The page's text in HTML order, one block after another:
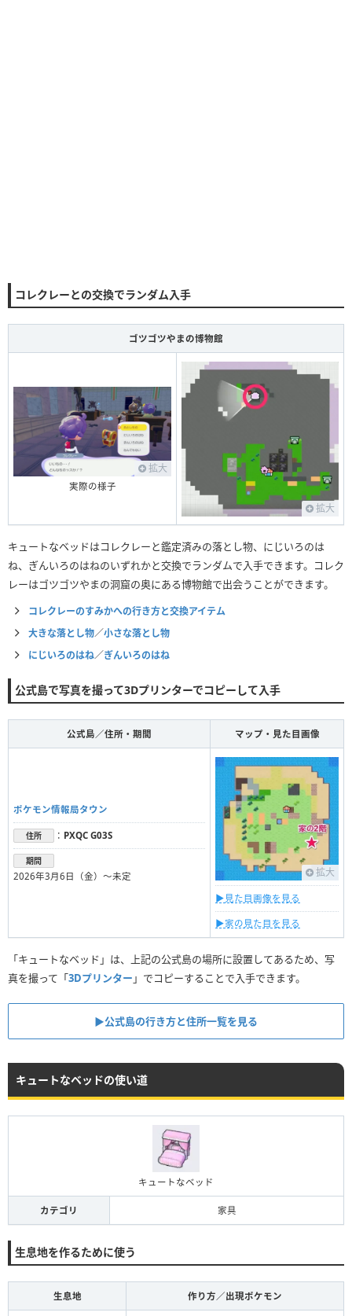
コレクレーとの交換でランダム入手
ゴツゴツやまの博物館
拡大
実際の様子
拡大
キュートなベッドはコレクレーと鑑定済みの落とし物、にじいろのは
ね、ぎんいろのはねのいずれかと交換でランダムで入手できます。コレク
レーはゴツゴツやまの洞窟の奥にある博物館で出会うことができます。
コレクレーのすみかへの行き方と交換アイテム
大きな落とし物／小さな落とし物
にじいろのはね／ぎんいろのはね
公式島で写真を撮って3Dプリンターでコピーして入手
公式島／住所・期間 マップ・見た目画像
ポケモン情報局タウン
住所 ： PXQC G03S
期間
2026年3月6日（金）〜未定 拡大
▶︎見た目画像を見る
▶︎家の見た目を見る
「キュートなベッド」は、上記の公式島の場所に設置してあるため、写
真を撮って「3Dプリンター 」でコピーすることで入手できます。
▶︎公式島の行き方と住所一覧を見る
キュートなベッドの使い道
キュートなベッド
カテゴリ 家具
生息地を作るために使う
生息地 作り方／出現ポケモン